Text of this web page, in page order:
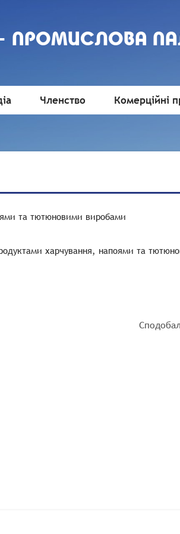
ПРОМИСЛОВА
Членство Комерційні
та тютюновими виробами
харчування, напоями та